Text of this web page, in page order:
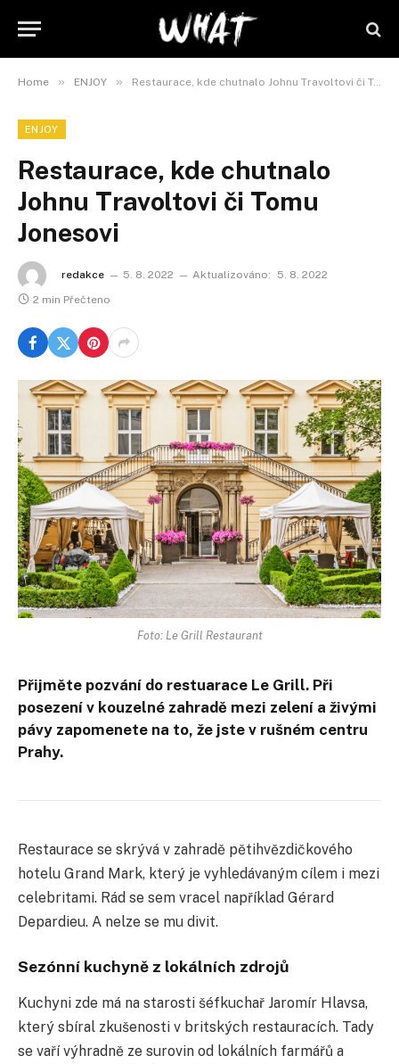
Home » ENJOY » Restaurace, kde chutnalo Johnu Travoltovi či Tomu Jonesovi
ENJOY
Restaurace, kde chutnalo
Johnu Travoltovi či Tomu
Jonesovi
redakce 5. 8. 2022 Aktualizováno:
5. 8. 2022
2 min Přečteno
Foto: Le Grill Restaurant
Přijměte pozvání do restuarace Le Grill. Při
posezení v kouzelné zahradě mezi zelení a živými
pávy zapomenete na to, že jste v rušném centru
Prahy.
Restaurace se skrývá v zahradě pětihvězdičkového
hotelu Grand Mark, který je vyhledávaným cílem i mezi
celebritami. Rád se sem vracel například Gérard
Depardieu. A nelze se mu divit.
Sezónní kuchyně z lokálních zdrojů
Kuchyni zde má na starosti šéfkuchař Jaromír Hlavsa,
který sbíral zkušenosti v britských restauracích. Tady
se vaří výhradně ze surovin od lokálních farmářů a